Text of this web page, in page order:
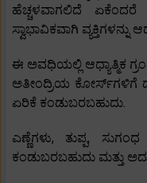
ಹೆಚ್ಚಳವಾಗಲಿದೆ ಏಕೆಂದರೆ
ಸ್ವಾಭಾವಿಕವಾಗಿ ವ್ಯಕ್ತಿಗಳನ್ನು
ಈ ಅವಧಿಯಲ್ಲಿ ಆಧ್ಯಾತ್ಮಿಕ
ಅತೀಂದ್ರಿಯ ಕೋರ್ಸ್‌ಗಳಿಗೆ
ಏರಿಕೆ ಕಂಡುಬರಬಹುದು.
ಎಣ್ಣೆಗಳು, ತುಪ್ಪ,
ಕಂಡುಬರಬಹುದು ಮತ್ತು